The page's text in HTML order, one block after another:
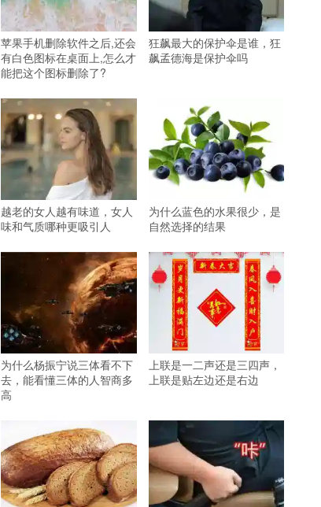
苹果手机删除软件之后,还会
有白色图标在桌面上,怎么才
能把这个图标删除了?
狂飙最大的保护伞是谁，狂
飙孟德海是保护伞吗
越老的女人越有味道，女人
味和气质哪种更吸引人
为什么蓝色的水果很少，是
自然选择的结果
为什么杨振宁说三体看不下
去，能看懂三体的人智商多
高
上联是一二声还是三四声，
上联是贴左边还是右边